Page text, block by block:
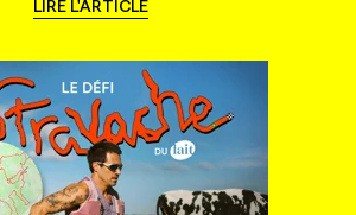
LIRE L'ARTICLE